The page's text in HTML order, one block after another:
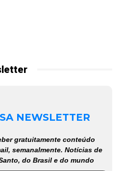
NEWSLETTER
gratuitamente conteúdo
semanalmente. Notícias de
do Brasil e do mundo